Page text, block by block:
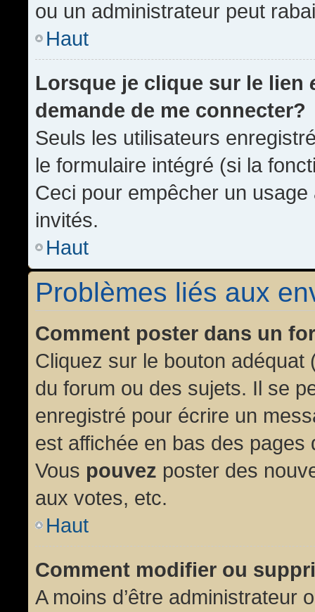
ou un administrateur peut
Haut
Lorsque je clique sur le lien
demande de me connecter?
Seuls les utilisateurs
le formulaire intégré (si la
Ceci pour empêcher un
invités.
Haut
Problèmes liés aux
Comment poster dans un
Cliquez sur le bouton
du forum ou des sujets. Il se
enregistré pour écrire un
est affichée en bas des
Vous pouvez poster des
aux votes, etc.
Haut
Comment modifier ou
A moins d’être administrateur